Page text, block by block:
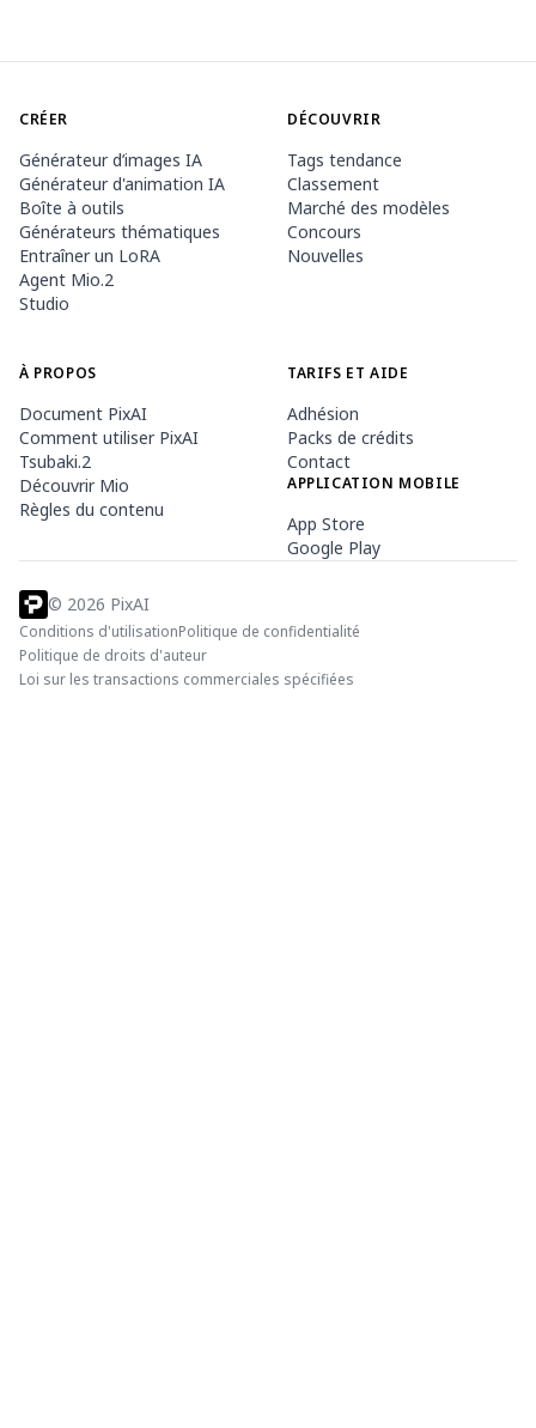
CRÉER
Générateur d’images IA
Générateur d'animation IA
Boîte à outils
Générateurs thématiques
Entraîner un LoRA
Agent Mio.2
Studio
DÉCOUVRIR
Tags tendance
Classement
Marché des modèles
Concours
Nouvelles
À PROPOS
Document PixAI
Comment utiliser PixAI
Tsubaki.2
Découvrir Mio
Règles du contenu
TARIFS ET AIDE
Adhésion
Packs de crédits
Contact
APPLICATION MOBILE
App Store
Google Play
© 2026 PixAI
Conditions d'utilisationPolitique de confidentialité
Politique de droits d'auteur
Loi sur les transactions commerciales spécifiées